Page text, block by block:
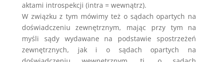
aktami introspekcji (intra = wewnątrz).
W związku z tym mówimy też o sądach opartych na
doświadczeniu zewnętrznym, mając przy tym na
myśli sądy wydawane na podstawie spostrzeżeń
zewnętrznych, jak i o sądach opartych na